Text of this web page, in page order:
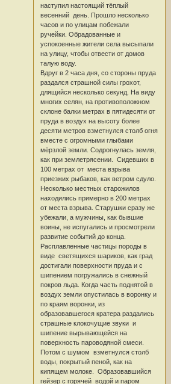
наступил настоящий тёплый
весенний день. Прошло несколько
часов и по улицам побежали
ручейки. Обрадованные и
успокоенные жители села высыпали
на улицу, чтобы отвести от домов
талую воду.
Вдруг в 2 часа дня, со стороны пруда
раздался страшной силы грохот,
длящийся несколько секунд. На виду
многих селян, на противоположном
склоне балки метрах в пятидесяти от
пруда в воздух на высоту более
десяти метров взметнулся столб огня
вместе с огромными глыбами
мёрзлой земли. Содрогнулась земля,
как при землетрясении. Сидевших в
100 метрах от места взрыва
приезжих рыбаков, как ветром сдуло.
Несколько местных старожилов
находились примерно в 200 метрах
от места взрыва. Старушки сразу же
убежали, а мужчины, как бывшие
воины, не испугались и просмотрели
развитие событий до конца.
Расплавленные частицы породы в
виде светящихся шариков, как град
достигали поверхности пруда и с
шипением погружались в снежный
покров льда. Когда часть поднятой в
воздух земли опустилась в воронку и
по краям воронки, из
образовавшегося кратера раздались
страшные клокочущие звуки и
шипение вырывающейся на
поверхность пароводяной смеси.
Потом с шумом взметнулся столб
воды, покрытый пеной, как на
кипящем молоке. Образовавшийся
гейзер с горячей водой и паром